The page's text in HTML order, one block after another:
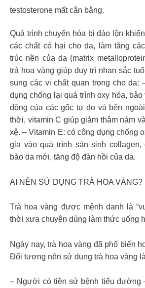
testosterone mất cân bằng.
Quá trình chuyển hóa bị đảo lộn
các chất có hại cho da, làm tăng
trúc nền của da (matrix
trà hoa vàng giúp duy trì nhan sắc
sung các vi chất quan trọng cho da:
dụng chống lại quá trình oxy hóa,
động của các gốc tự do và bên
thời, vitamin C giúp giảm thâm nám
xệ. – Vitamin E: có công dụng chống
gia vào quá trình sản sinh
bào da mới, tăng độ đàn hồi của da.
AI NÊN SỬ DỤNG TRÀ HOA VÀNG?
Trà hoa vàng được mệnh danh là
thời xưa chuyên dùng làm thức uống
Ngày nay, trà hoa vàng đã phổ biến
Đối tượng nên sử dụng trà hoa vàng
– Người có tiền sử bệnh tiểu